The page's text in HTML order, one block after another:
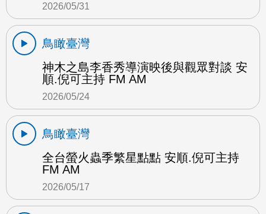
2026/05/31
鳥瞰臺灣
神木之島李香秀導演映後與觀眾對談 安
順.倪可主持 FM AM
2026/05/24
鳥瞰臺灣
全台螢火蟲季繁星點點 安順.倪可主持
FM AM
2026/05/17